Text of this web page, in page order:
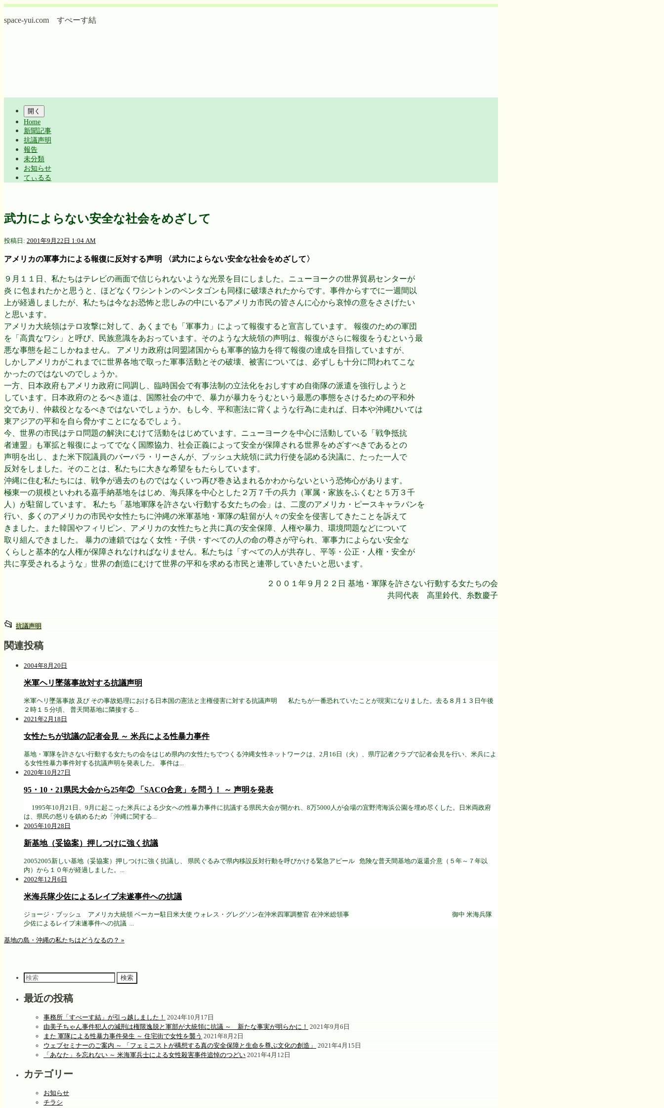
コ
ン
space-yui.com すぺーす結
ゲ
シ
ン
開く
Home
新聞記事
抗議声明
報告
未分類
お知らせ
てぃるる
武力によらない安全な社会をめざして
投稿日: 2001年9月22日 1:04 AM
アメリカの軍事力による報復に反対する声明 〈武力によらない安全な社会をめざして〉
９月１１日、私たちはテレビの画面で信じられないような光景を目にしました。ニューヨークの世界貿易センターが
炎 に包まれたかと思うと、ほどなくワシントンのペンタゴンも同様に破壊されたからです。事件からすでに一週間以
上が経過しましたが、私たちは今なお恐怖と悲しみの中にいるアメリカ市民の皆さんに心から哀悼の意をささげたい
と思います。
アメリカ大統領はテロ攻撃に対して、あくまでも「軍事力」によって報復すると宣言しています。 報復のための軍団
を「高貴なワシ」と呼び、民族意識をあおっています。そのような大統領の声明は、報復がさらに報復をうむという最
悪な事態を起こしかねません。 アメリカ政府は同盟諸国からも軍事的協力を得て報復の達成を目指していますが、
しかしアメリカがこれまでに世界各地で取った軍事活動とその破壊、被害については、必ずしも十分に問われてこな
かったのではないのでしょうか。
一方、日本政府もアメリカ政府に同調し、臨時国会で有事法制の立法化をおしすすめ自衛隊の派遣を強行しようと
しています。日本政府のとるべき道は、国際社会の中で、暴力が暴力をうむという最悪の事態をさけるための平和外
交であり、仲裁役となるべきではないでしょうか。もし今、平和憲法に背くような行為に走れば、日本や沖縄ひいては
東アジアの平和を自ら脅かすことになるでしょう。
今、世界の市民はテロ問題の解決にむけて活動をはじめています。ニューヨークを中心に活動している「戦争抵抗
者連盟」も軍拡と報復によってでなく国際協力、社会正義によって安全が保障される世界をめざすべきであるとの
声明を出し、また米下院議員のバーバラ・リーさんが、ブッシュ大統領に武力行使を認める決議に、たった一人で
反対をしました。そのことは、私たちに大きな希望をもたらしています。
沖縄に住む私たちには、戦争が過去のものではなくいつ再び巻き込まれるかわからないという恐怖心があります。
極東一の規模といわれる嘉手納基地をはじめ、海兵隊を中心とした２万７千の兵力（軍属・家族をふくむと５万３千
人）が駐留しています。 私たち「基地軍隊を許さない行動する女たちの会」は、二度のアメリカ・ピースキャラバンを
行い、多くのアメリカの市民や女性たちに沖縄の米軍基地・軍隊の駐留が人々の安全を侵害してきたことを訴えて
きました。また韓国やフィリピン、アメリカの女性たちと共に真の安全保障、人権や暴力、環境問題などについて
取り組んできました。 暴力の連鎖ではなく女性・子供・すべての人の命の尊さが守られ、軍事力によらない安全な
くらしと基本的な人権が保障されなければなりません。私たちは「すべての人が共存し、平等・公正・人権・安全が
共に享受されるような」世界の創造にむけて世界の平和を求める市民と連帯していきたいと思います。
２００１年９月２２日 基地・軍隊を許さない行動する女たちの会
共同代表 高里鈴代、糸数慶子
📂 投
稿
グ
ル
ー
抗議声明
関連投稿
2004年8月20日
米軍ヘリ墜落事故対する抗議声明
米軍ヘリ墜落事故 及び その事故処理における日本国の憲法と主権侵害に対する抗議声明 私たちが一番恐れていたことが現実になりました。去る８月１３日午後
２時１５分頃、 普天間基地に隣接する...
2021年2月18日
女性たちが抗議の記者会見 ～ 米兵による性暴力事件
基地・軍隊を許さない行動する女たちの会をはじめ県内の女性たちでつくる沖縄女性ネットワークは、2月16日（火）、県庁記者クラブで記者会見を行い、米兵によ
る女性性暴力事件対する抗議声明を発表した。 事件は...
2020年10月27日
95・10・21県民大会から25年② 「SACO合意」を問う！ ～ 声明を発表
1995年10月21日、9月に起こった米兵による少女への性暴力事件に抗議する県民大会が開かれ、8万5000人が会場の宜野湾海浜公園を埋め尽くした。日米両政府
は、県民の怒りを鎮めるため「沖縄に関する...
2005年10月28日
新基地（妥協案）押しつけに強く抗議
20052005新しい基地（妥協案）押しつけに強く抗議し、 県民ぐるみで県内移設反対行動を呼びかける緊急アピール 危険な普天間基地の返還介意（５年～７年以
内）から１０年が経過しました。...
2002年12月6日
米海兵隊少佐によるレイプ未遂事件への抗議
ジョージ・ブッシュ アメリカ大統領 ベーカー駐日米大使 ウォレス・グレグソン在沖米四軍調整官 在沖米総領事 御中 米海兵隊
少佐によるレイプ未遂事件への抗議 ...
基地の島・沖縄の私たちはどうなるの？ »
検
索
対
象:
最近の投稿
事務所「すぺーす結」が引っ越しました！ 2024年10月17日
由美子ちゃん事件犯人の減刑は権限逸脱と軍部が大統領に抗議 ～ 新たな事実が明らかに！ 2021年9月6日
また 軍隊による性暴力事件発生 ～ 住宅街で女性を襲う 2021年8月2日
ウェブセミナーのご案内 ～ 「フェミニストが構想する真の安全保障と生命を尊ぶ文化の創造」
2021年4月15日
「あなた」を忘れない ～ 米海軍兵士による女性殺害事件追悼のつどい 2021年4月12日
カテゴリー
お知らせ
チラシ